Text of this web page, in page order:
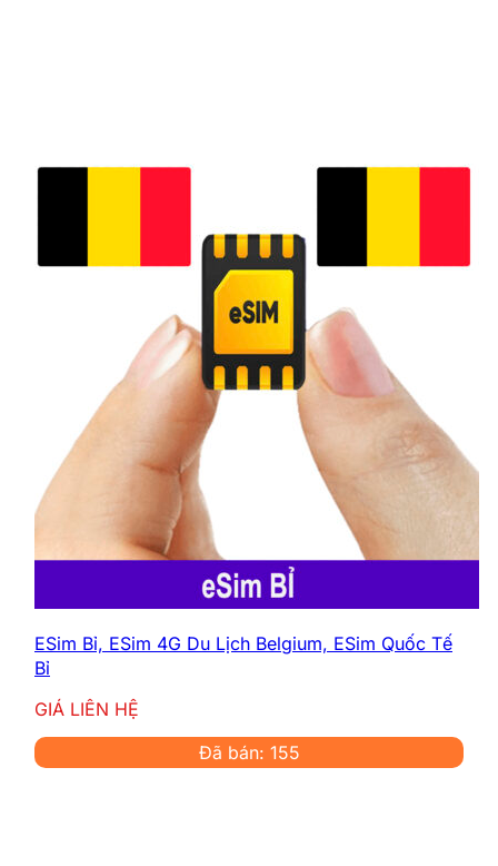
ESim Bỉ, ESim 4G Du Lịch Belgium, ESim Quốc Tế
Bỉ
GIÁ LIÊN HỆ
Đã bán: 155